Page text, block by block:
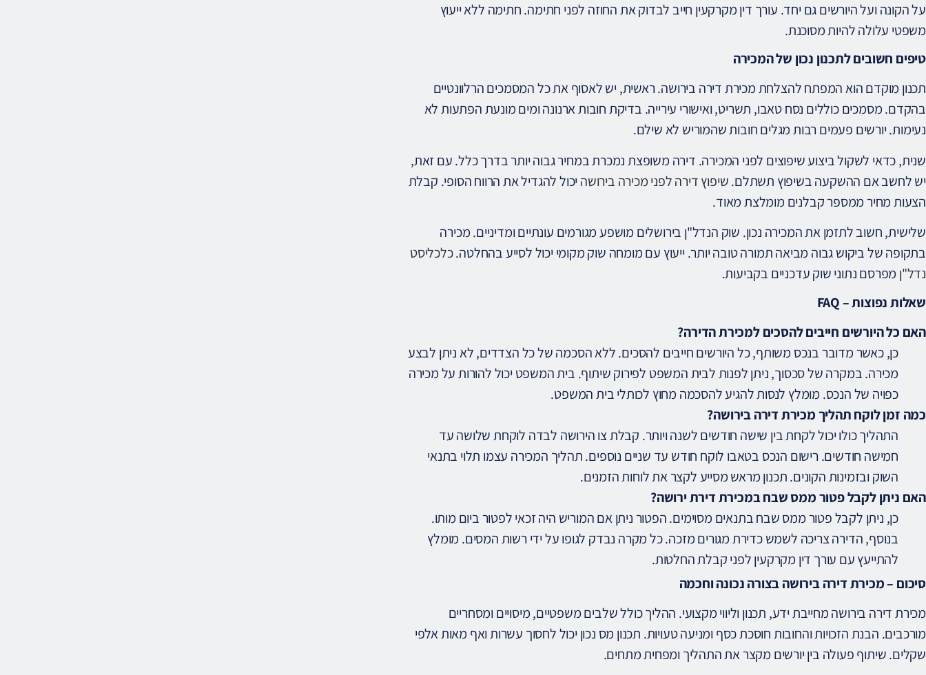
על הקונה ועל היורשים גם יחד. עורך דין מקרקעין חייב לבדוק את החוזה לפני חתימה. חתימה ללא ייעוץ
משפטי עלולה להיות מסוכנת.
טיפים חשובים לתכנון נכון של המכירה
תכנון מוקדם הוא המפתח להצלחת מכירת דירה בירושה. ראשית, יש לאסוף את כל המסמכים הרלוונטיים
בהקדם. מסמכים כוללים נסח טאבו, תשריט, ואישורי עירייה. בדיקת חובות ארנונה ומים מונעת הפתעות לא
נעימות. יורשים פעמים רבות מגלים חובות שהמוריש לא שילם.
שנית, כדאי לשקול ביצוע שיפוצים לפני המכירה. דירה משופצת נמכרת במחיר גבוה יותר בדרך כלל. עם זאת,
יש לחשב אם ההשקעה בשיפוץ תשתלם.שיפוץ דירה לפני מכירה בירושה יכול להגדיל את הרווח הסופי. קבלת
הצעות מחיר ממספר קבלנים מומלצת מאוד.
שלישית, חשוב לתזמן את המכירה נכון. שוק הנדל"ן בירושלים מושפע מגורמים עונתיים ומדיניים. מכירה
בתקופה של ביקוש גבוה מביאה תמורה טובה יותר. ייעוץ עם מומחה שוק מקומי יכול לסייע בהחלטה.כלכליסט
נדל"ן מפרסם נתוני שוק עדכניים בקביעות.
שאלות נפוצות – FAQ
האם כל היורשים חייבים להסכים למכירת הדירה?
כן, כאשר מדובר בנכס משותף, כל היורשים חייבים להסכים. ללא הסכמה של כל הצדדים, לא ניתן לבצע
מכירה. במקרה של סכסוך, ניתן לפנות לבית המשפט לפירוק שיתוף. בית המשפט יכול להורות על מכירה
כפויה של הנכס. מומלץ לנסות להגיע להסכמה מחוץ לכותלי בית המשפט.
כמה זמן לוקח תהליך מכירת דירה בירושה?
התהליך כולו יכול לקחת בין שישה חודשים לשנה ויותר. קבלת צו הירושה לבדה לוקחת שלושה עד
חמישה חודשים. רישום הנכס בטאבו לוקח חודש עד שניים נוספים. תהליך המכירה עצמו תלוי בתנאי
השוק ובזמינות הקונים. תכנון מראש מסייע לקצר את לוחות הזמנים.
האם ניתן לקבל פטור ממס שבח במכירת דירת ירושה?
כן, ניתן לקבל פטור ממס שבח בתנאים מסוימים. הפטור ניתן אם המוריש היה זכאי לפטור ביום מותו.
בנוסף, הדירה צריכה לשמש כדירת מגורים מזכה. כל מקרה נבדק לגופו על ידי רשות המסים. מומלץ
להתייעץ עם עורך דין מקרקעין לפני קבלת החלטות.
סיכום – מכירת דירה בירושה בצורה נכונה וחכמה
מכירת דירה בירושה מחייבת ידע, תכנון וליווי מקצועי. ההליך כולל שלבים משפטיים, מיסויים ומסחריים
מורכבים. הבנת הזכויות והחובות חוסכת כסף ומניעה טעויות. תכנון מס נכון יכול לחסוך עשרות ואף מאות אלפי
שקלים. שיתוף פעולה בין יורשים מקצר את התהליך ומפחית מתחים.